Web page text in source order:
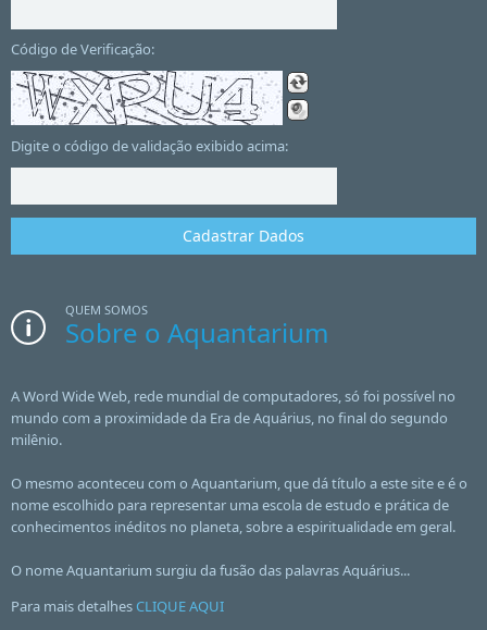
Código de Verificação:
Digite o código de validação exibido acima:
QUEM SOMOS
Sobre o Aquantarium
A Word Wide Web, rede mundial de computadores, só foi possível no
mundo com a proximidade da Era de Aquárius, no final do segundo
milênio.
O mesmo aconteceu com o Aquantarium, que dá título a este site e é o
nome escolhido para representar uma escola de estudo e prática de
conhecimentos inéditos no planeta, sobre a espiritualidade em geral.
O nome Aquantarium surgiu da fusão das palavras Aquárius...
Para mais detalhes CLIQUE AQUI